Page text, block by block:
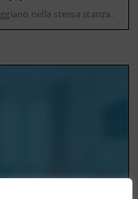
nella stessa stanza.